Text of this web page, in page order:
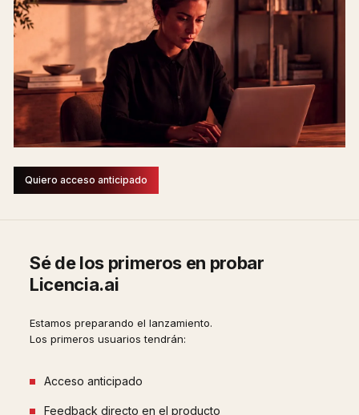
Quiero acceso anticipado
Sé de los primeros en probar
Licencia.ai
Estamos preparando el lanzamiento.
Los primeros usuarios tendrán:
Acceso anticipado
Feedback directo en el producto